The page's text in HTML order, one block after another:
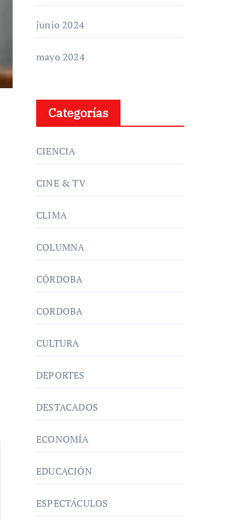
junio 2024
mayo 2024
Categorías
CIENCIA
CINE & TV
CLIMA
COLUMNA
CÓRDOBA
CORDOBA
CULTURA
DEPORTES
DESTACADOS
ECONOMÍA
EDUCACIÓN
ESPECTÁCULOS